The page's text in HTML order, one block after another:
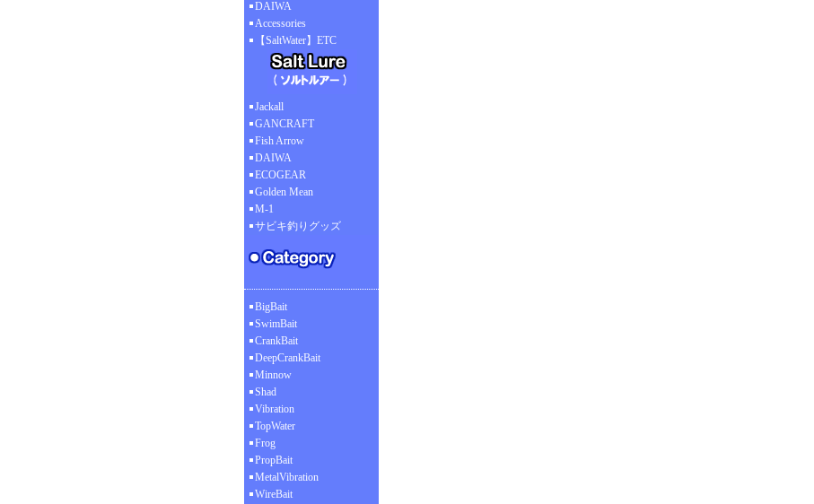
DAIWA
Accessories
【SaltWater】ETC
Jackall
GANCRAFT
Fish Arrow
DAIWA
ECOGEAR
Golden Mean
M-1
サビキ釣りグッズ
BigBait
SwimBait
CrankBait
DeepCrankBait
Minnow
Shad
Vibration
TopWater
Frog
PropBait
MetalVibration
WireBait